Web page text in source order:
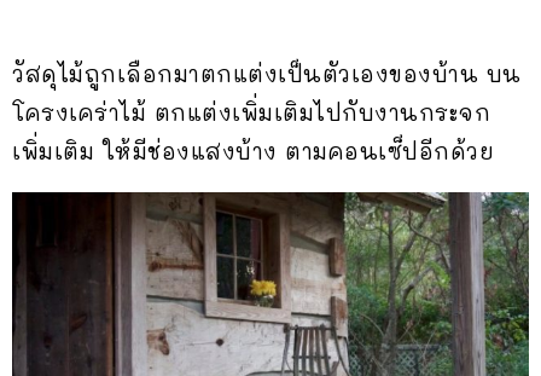
วัสดุไม้ถูกเลือกมาตกแต่งเป็นตัวเองของบ้าน บน
โครงเคร่าไม้ ตกแต่งเพิ่มเติมไปกับงานกระจก
เพิ่มเติม ให้มีช่องแสงบ้าง ตามคอนเซ็ปอีกด้วย